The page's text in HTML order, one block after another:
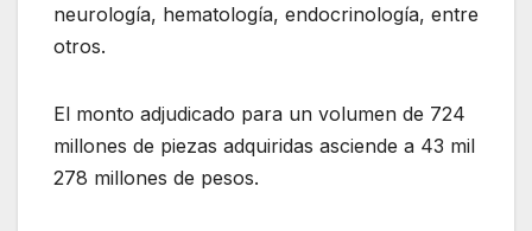
neurología, hematología, endocrinología, entre
otros.
El monto adjudicado para un volumen de 724
millones de piezas adquiridas asciende a 43 mil
278 millones de pesos.